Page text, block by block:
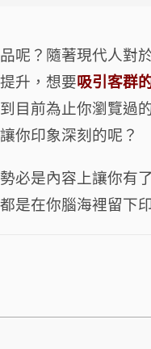
m
呢？ 隨著現代人對
升，想要吸引客群
目前為止你瀏覽過
你印象深刻的呢？
必是內容上讓你有
是在你腦海裡留下